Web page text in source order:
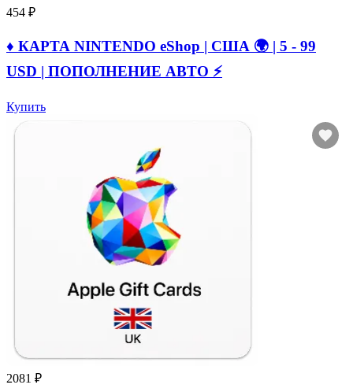
454 ₽
♦️ КАРТА NINTENDO eShop | США 🌍 | 5 - 99
USD | ПОПОЛНЕНИЕ АВТО ⚡
Купить
2081 ₽